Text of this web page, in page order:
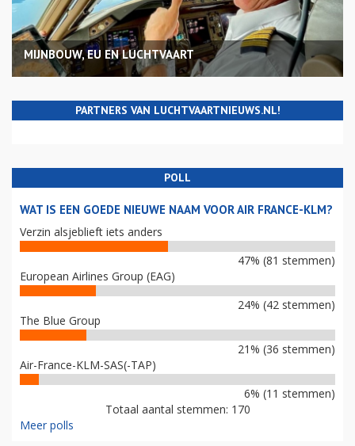
MIJNBOUW, EU EN LUCHTVAART
PARTNERS VAN LUCHTVAARTNIEUWS.NL!
POLL
WAT IS EEN GOEDE NIEUWE NAAM VOOR AIR FRANCE-KLM?
Verzin alsjeblieft iets anders
47% (81 stemmen)
European Airlines Group (EAG)
24% (42 stemmen)
The Blue Group
21% (36 stemmen)
Air-France-KLM-SAS(-TAP)
6% (11 stemmen)
Totaal aantal stemmen: 170
Meer polls